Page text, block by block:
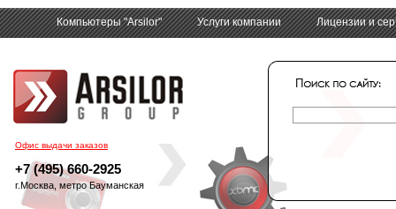
Офис выдачи заказов
+7 (495) 660-2925
г.Москва, метро Бауманская
Компьютеры "Arsilor" Услуги компании Лицензии и